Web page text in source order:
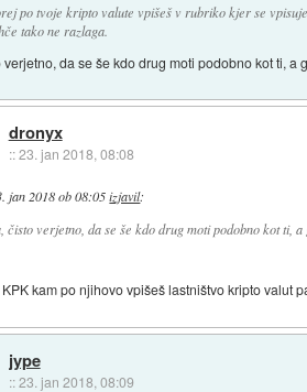
po tvoje kripto valute vpišeš v rubriko kjer se
tako ne razlaga.
verjetno, da se še kdo drug moti podobno kot ti,
dronyx
::23. jan 2018, 08:08
jan 2018 ob 08:05 izjavil:
čisto verjetno, da se še kdo drug moti podobno kot ti,
kam po njihovo vpišeš lastništvo kripto valut
jype
::23. jan 2018, 08:09